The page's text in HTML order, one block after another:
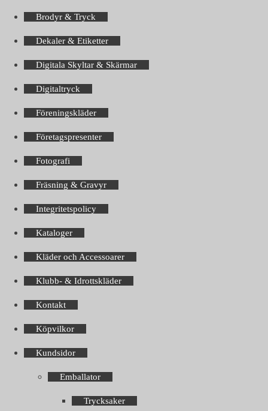
Brodyr & Tryck
Dekaler & Etiketter
Digitala Skyltar & Skärmar
Digitaltryck
Föreningskläder
Företagspresenter
Fotografi
Fräsning & Gravyr
Integritetspolicy
Kataloger
Kläder och Accessoarer
Klubb- & Idrottskläder
Kontakt
Köpvilkor
Kundsidor
Emballator
Trycksaker